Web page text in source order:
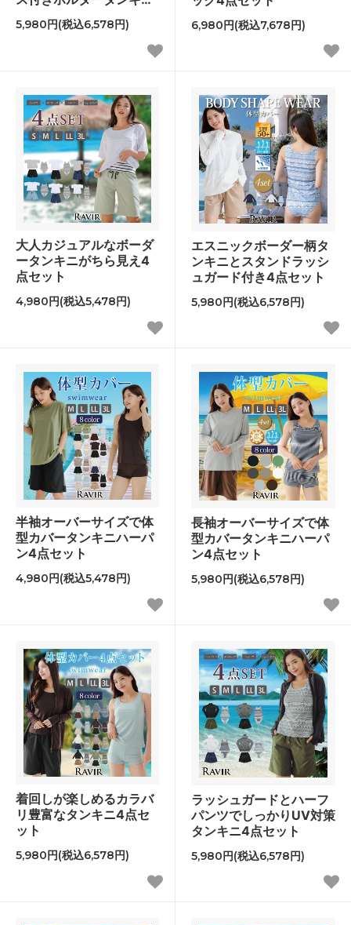
5,980円(税込6,578円) 6,980円(税込7,678円)
大人カジュアルなボーダ
ータンキニがちら見え4
点セット
4,980円(税込5,478円)
エスニックボーダー柄タ
ンキニとスタンドラッシ
ュガード付き4点セット
5,980円(税込6,578円)
半袖オーバーサイズで体
型カバータンキニハーパ
ン4点セット
4,980円(税込5,478円)
長袖オーバーサイズで体
型カバータンキニハーパ
ン4点セット
5,980円(税込6,578円)
着回しが楽しめるカラバ
リ豊富なタンキニ4点セ
ット
5,980円(税込6,578円)
ラッシュガードとハーフ
パンツでしっかりUV対策
タンキニ4点セット
5,980円(税込6,578円)